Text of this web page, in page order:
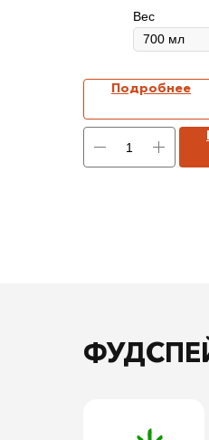
Вес
Подробнее